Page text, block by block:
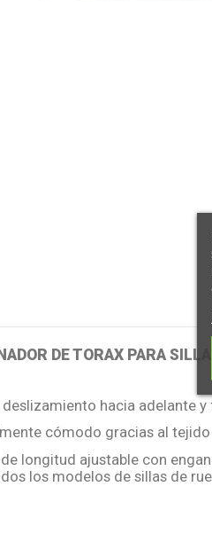
DE TORAX PARA
hacia adelante
cómodo gracias al
longitud ajustable con
los modelos de sillas de